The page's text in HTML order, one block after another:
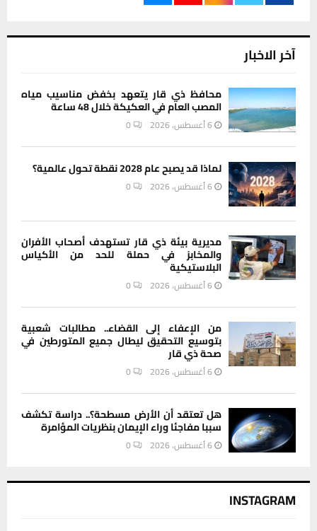
آخر الاخبار
محافظ ذي قار يتعهد بخفض مناسيب مياه
المصب العام في العكيكة خلال 48 ساعة
6 أغسطس، 2026 0
لماذا قد يصبح عام 2028 نقطة تحول عالمية؟
6 أغسطس، 2026 0
مديرية بيئة ذي قار تستهدف أصحاب الأفران
والمخابز في حملة للحد من الأكياس
البلاستيكية
6 أغسطس، 2026 0
من الإعفاء إلى القضاء.. مطالبات شعبية
بتوسيع التحقيق ليطال جميع المتورطين في
صحة ذي قار
6 أغسطس، 2026 0
هل تعتقد أن الأرض مسطحة؟.. دراسة تكشف
سببا مفاجئا وراء الإيمان بنظريات المؤامرة
6 أغسطس، 2026 0
INSTAGRAM